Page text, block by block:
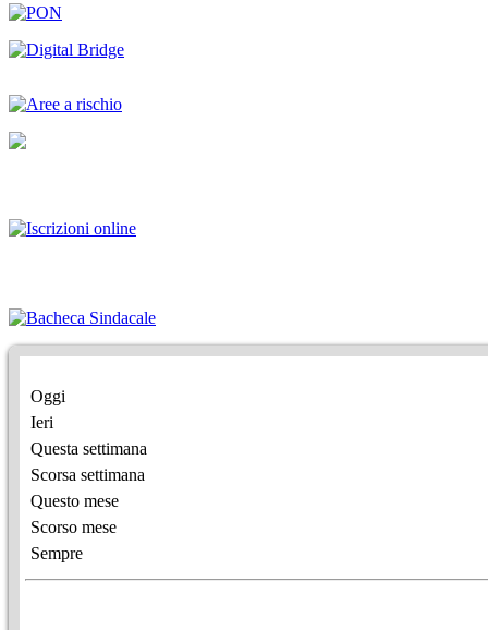
Oggi
Ieri
Questa settimana
Scorsa settimana
Questo mese
Scorso mese
Sempre